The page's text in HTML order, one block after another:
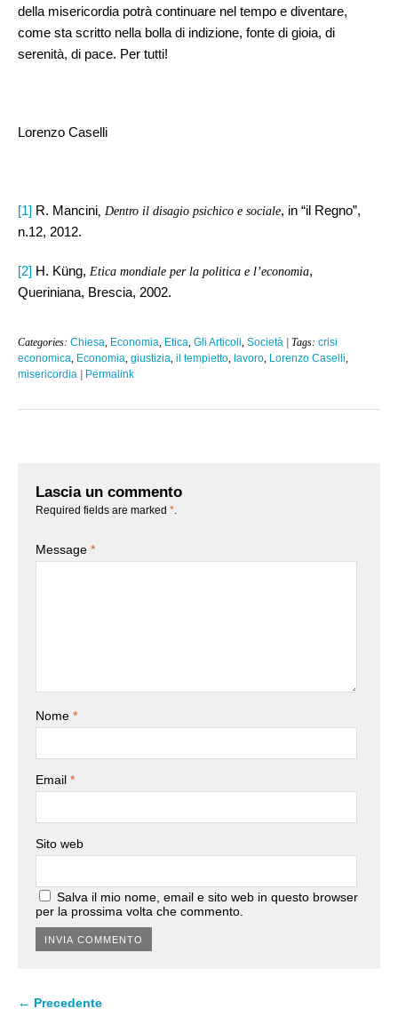
della misericordia potrà continuare nel tempo e diventare,
come sta scritto nella bolla di indizione, fonte di gioia, di
serenità, di pace. Per tutti!
Lorenzo Caselli
[1] R. Mancini , Dentro il disagio psichico e sociale, in “il Regno”,
n.12, 2012.
[2] H. Küng, Etica mondiale per la politica e l’economia,
Queriniana, Brescia, 2002.
Categories: Chiesa Economia Etica Gli Articoli Società | Tags: crisi
economica Economia giustizia il tempietto lavoro Lorenzo Caselli
misericordia | Permalink
Lascia un commento
Required fields are marked *
Message *
Nome *
Email *
Sito web
Salva il mio nome, email e sito web in questo browser
per la prossima volta che commento.
← Precedente